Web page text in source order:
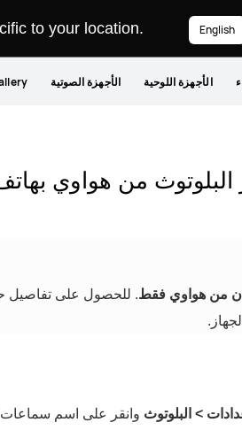
to your location. English
الأجهزة اللوحية الأجهزة الصوتية
من هواوي
من هواوي فقط. للحصول على تفاصيل
> البلوتوث وانقر على اسم سماعات